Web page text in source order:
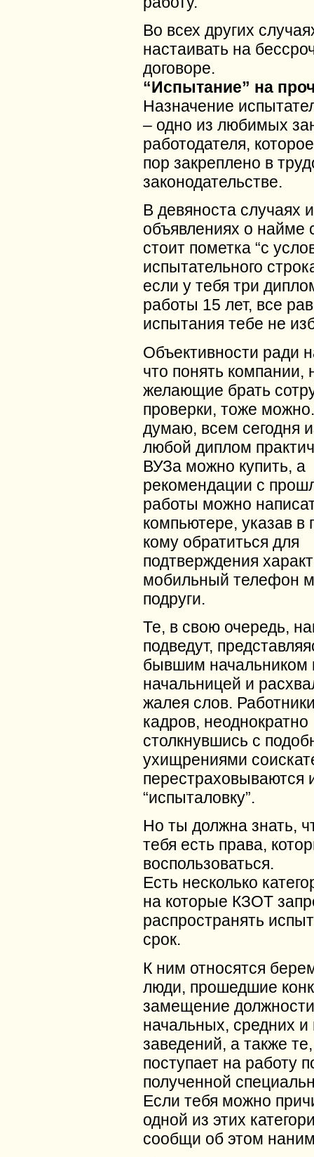
Во всех других
настаивать на
договоре.
“Испытание” на
Назначение
– одно из любимых
работодателя,
пор закреплено в
законодательстве.
В девяноста случаях
объявлениях о найме
стоит пометка “с
испытательного
если у тебя три
работы 15 лет, все
испытания тебе не
Объективности ради
что понять компании,
желающие брать
проверки, тоже
думаю, всем сегодня
любой диплом
ВУЗа можно купить, а
рекомендации с
работы можно
компьютере, указав в
кому обратиться для
подтверждения
мобильный телефон
подруги.
Те, в свою очередь,
подведут,
бывшим начальником
начальницей и
жалея слов.
кадров, неоднократно
столкнувшись с
ухищрениями
перестраховываются
“испыталовку”.
Но ты должна знать,
тебя есть права,
воспользоваться.
Есть несколько
на которые КЗОТ
распространять
срок.
К ним относятся
люди, прошедшие
замещение
начальных, средних
заведений, а также
поступает на работу
полученной
Если тебя можно
одной из этих
сообщи об этом